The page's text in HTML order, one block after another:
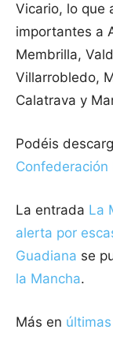
Vicario, lo que
importantes a
Membrilla,
Villarrobledo,
Calatrava y
Podéis
La entrada La
alerta por
Guadiana se
la Mancha.
Más en